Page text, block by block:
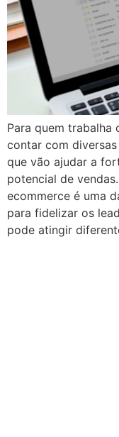
Para quem trabalha
contar com
que vão ajudar a
potencial de
ecommerce é uma
para fidelizar os
pode atingir